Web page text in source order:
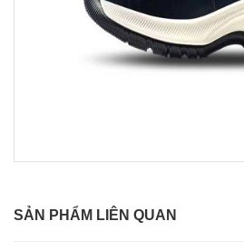
SẢN PHẨM LIÊN QUAN